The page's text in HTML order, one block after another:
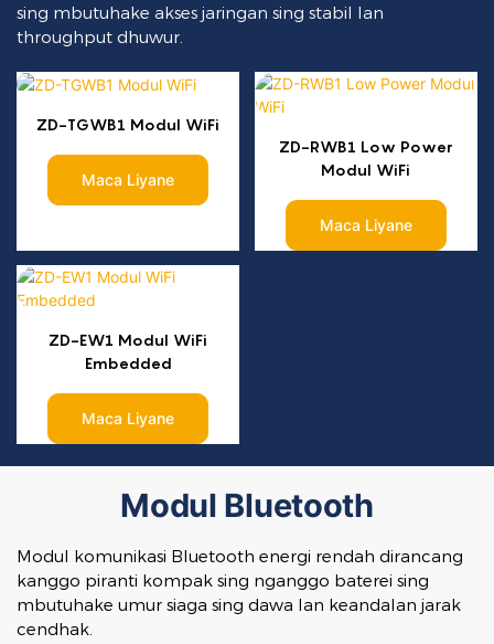
sing mbutuhake akses jaringan sing stabil lan
throughput dhuwur.
ZD-TGWB1 Modul WiFi
Maca Liyane
ZD-RWB1 Low Power
Modul WiFi
Maca Liyane
ZD-EW1 Modul WiFi
Embedded
Maca Liyane
Modul Bluetooth
Modul komunikasi Bluetooth energi rendah dirancang
kanggo piranti kompak sing nganggo baterei sing
mbutuhake umur siaga sing dawa lan keandalan jarak
cendhak.